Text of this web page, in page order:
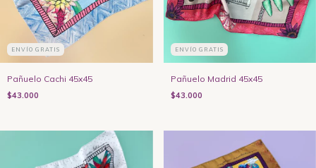
ENVÍO GRATIS
Pañuelo Cachi 45x45
$43.000
ENVÍO GRATIS
Pañuelo Madrid 45x45
$43.000